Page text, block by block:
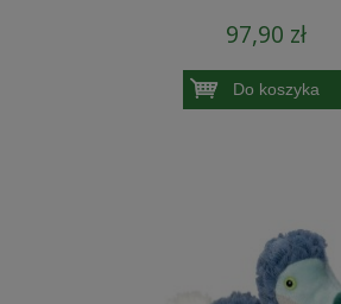
97,90 zł
Do koszyka